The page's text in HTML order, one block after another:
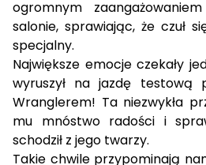
ogromnym
salonie, sprawiając, że czuł
specjalny.
Największe emocje czekały
wyruszył na jazdę testową
Wranglerem! Ta niezwykła
mu mnóstwo radości i
schodził z jego twarzy.
Takie chwile przypominają